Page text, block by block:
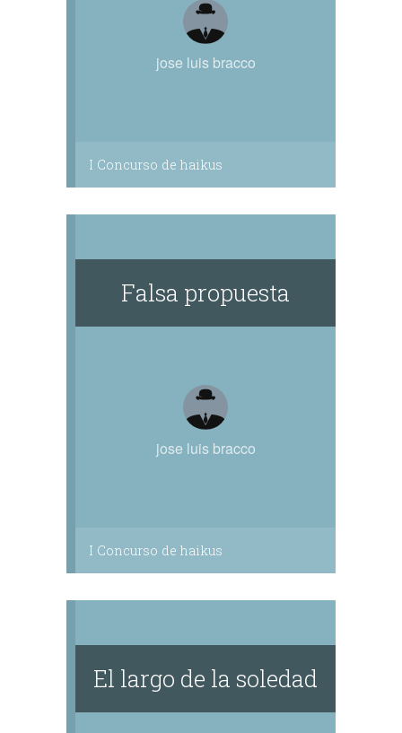
jose luis bracco
I Concurso de haikus
Falsa propuesta
jose luis bracco
I Concurso de haikus
El largo de la soledad